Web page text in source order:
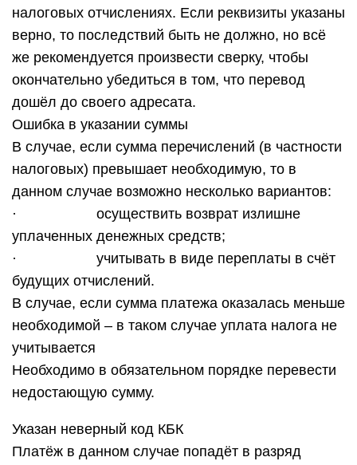
налоговых отчислениях. Если реквизиты указаны
верно, то последствий быть не должно, но всё
же рекомендуется произвести сверку, чтобы
окончательно убедиться в том, что перевод
дошёл до своего адресата.
Ошибка в указании суммы
В случае, если сумма перечислений (в частности
налоговых) превышает необходимую, то в
данном случае возможно несколько вариантов:
· осуществить возврат излишне
уплаченных денежных средств;
· учитывать в виде переплаты в счёт
будущих отчислений.
В случае, если сумма платежа оказалась меньше
необходимой – в таком случае уплата налога не
учитывается
Необходимо в обязательном порядке перевести
недостающую сумму.
Указан неверный код КБК
Платёж в данном случае попадёт в разряд